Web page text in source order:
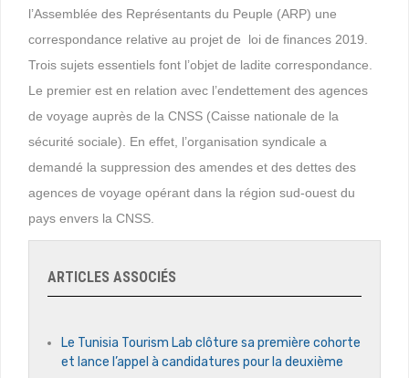
l’Assemblée des Représentants du Peuple (ARP) une
correspondance relative au projet de loi de finances 2019.
Trois sujets essentiels font l’objet de ladite correspondance.
Le premier est en relation avec l’endettement des agences
de voyage auprès de la CNSS (Caisse nationale de la
sécurité sociale). En effet, l’organisation syndicale a
demandé la suppression des amendes et des dettes des
agences de voyage opérant dans la région sud-ouest du
pays envers la CNSS.
ARTICLES ASSOCIÉS
Le Tunisia Tourism Lab clôture sa première cohorte
et lance l’appel à candidatures pour la deuxième